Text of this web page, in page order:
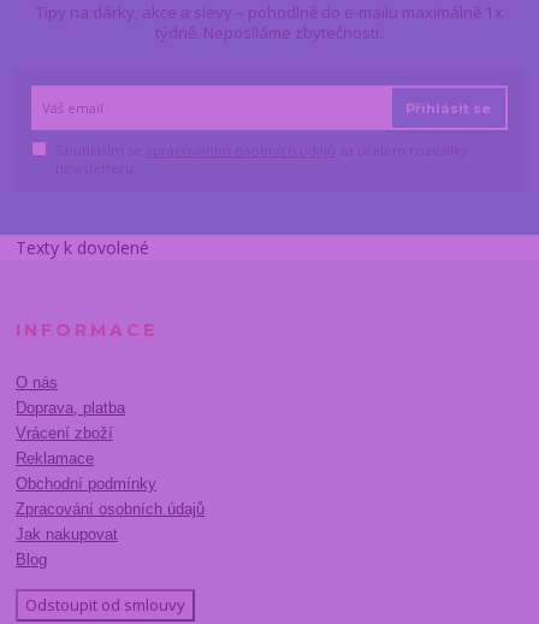
Tipy na dárky, akce a slevy – pohodlně do e-mailu maximálně 1x
týdně. Neposíláme zbytečnosti.
Přihlásit se
Texty k dovolené
INFORMACE
O nás
Doprava, platba
Vrácení zboží
Reklamace
Obchodní podmínky
Zpracování osobních údajů
Jak nakupovat
Blog
Odstoupit od smlouvy